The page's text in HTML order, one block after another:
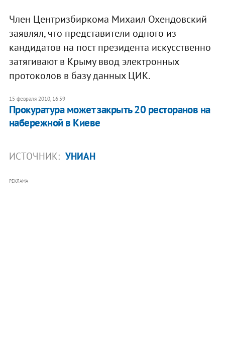
Член Центризбиркома Михаил Охендовский
заявлял, что представители одного из
кандидатов на пост президента искусственно
затягивают в Крыму ввод электронных
протоколов в базу данных ЦИК.
15 февраля 2010, 16:59
Прокуратура может закрыть 20 ресторанов на
набережной в Киеве
ИСТОЧНИК: УНИАН
РЕКЛАМА